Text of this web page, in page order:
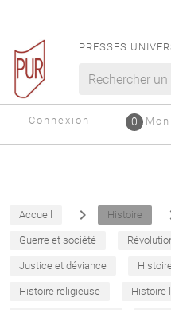
PRESSES
Connexion 0
Accueil navigate_next Histoire
Guerre et société
Justice et déviance
Histoire religieuse Histoire